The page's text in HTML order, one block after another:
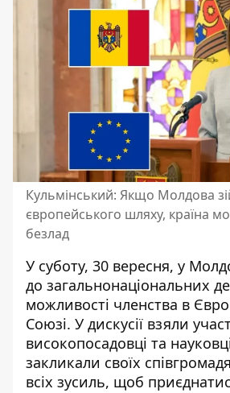
Кульмінський: Якщо Молдова
європейського шляху, країна
безлад
У суботу, 30 вересня, у
до загальнонаціональних
можливості членства в
Союзі. У дискусії взяли
високопосадовці та
закликали своїх
всіх зусиль, щоб